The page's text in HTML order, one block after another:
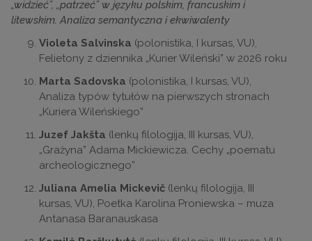
„widzieć”, „patrzeć” w języku polskim, francuskim i
litewskim. Analiza semantyczna i ekwiwalenty
Violeta Salvinska (polonistika, I kursas, VU),
Felietony z dziennika „Kurier Wileński” w 2026 roku
Marta Sadovska (polonistika, I kursas, VU),
Analiza typów tytułów na pierwszych stronach
„Kuriera Wileńskiego”
Juzef Jakšta (lenkų filologija, III kursas, VU),
„Grażyna” Adama Mickiewicza. Cechy „poematu
archeologicznego”
Juliana Amelia Mickevič (lenkų filologija, III
kursas, VU), Poetka Karolina Proniewska – muza
Antanasa Baranauskasa